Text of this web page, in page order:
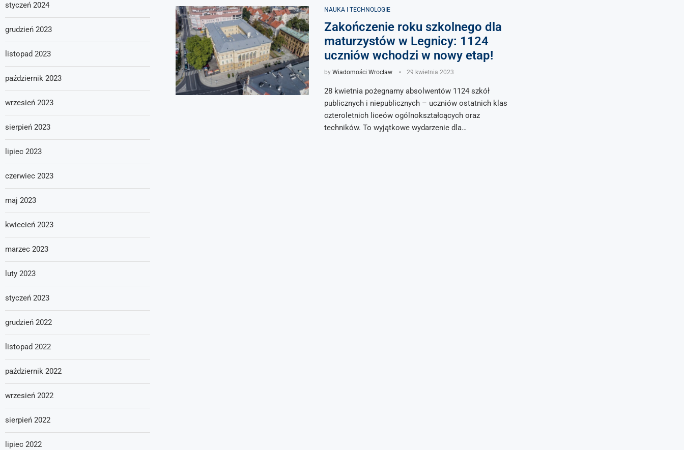
NAUKA I TECHNOLOGIE
Zakończenie roku szkolnego dla
maturzystów w Legnicy: 1124
uczniów wchodzi w nowy etap!
by Wiadomości Wrocław 29 kwietnia 2023
28 kwietnia pożegnamy absolwentów 1124 szkół
publicznych i niepublicznych – uczniów ostatnich klas
czteroletnich liceów ogólnokształcących oraz
techników. To wyjątkowe wydarzenie dla…
styczeń 2024
grudzień 2023
listopad 2023
październik 2023
wrzesień 2023
sierpień 2023
lipiec 2023
czerwiec 2023
maj 2023
kwiecień 2023
marzec 2023
luty 2023
styczeń 2023
grudzień 2022
listopad 2022
październik 2022
wrzesień 2022
sierpień 2022
lipiec 2022